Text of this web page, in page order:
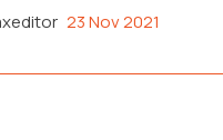
23 Nov 2021